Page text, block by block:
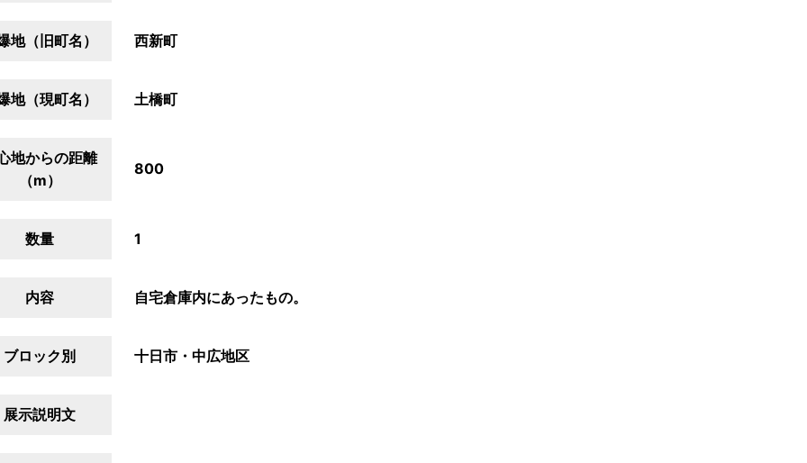
地（旧町名） 西新町
地（現町名） 土橋町
地からの距離
（m）
800
数量 1
内容 自宅倉庫内にあったもの。
ブロック別 十日市・中広地区
展示説明文